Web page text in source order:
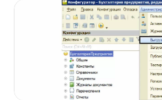
Бизнес-аналитика
1С:Аналитика
Управление
с клиентами (CRM)